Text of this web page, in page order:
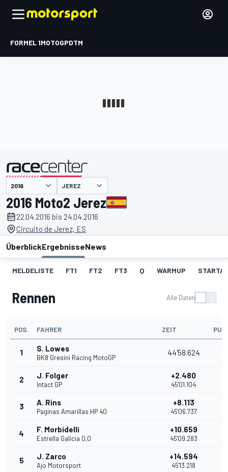
FORMEL 1MOTOGPDTM
JEREZ
2016 Moto2 Jerez
22.04.2016 bis 24.04.2016
Circuito de Jerez, ES
ÜberblickErgebnisseNews
MELDELISTE FT1 FT2 FT3 Q WARMUP
Rennen Alle Daten
POS. FAHRER ZEIT
1 S. Lowes
BK8 Gresini Racing MotoGP
44'58.624
2 J. Folger
Intact GP
+2.480
45'01.104
3 A. Rins
Paginas Amarillas HP 40
+8.113
45'06.737
4 F. Morbidelli
Estrella Galicia 0,0
+10.659
45'09.283
5 J. Zarco
Ajo Motorsport
+14.594
45'13.218